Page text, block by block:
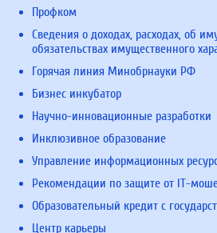
Профком
Сведения о доходах, расходах, об
обязательствах имущественного
Горячая линия Минобрнауки РФ
Бизнес инкубатор
Научно-инновационные разработки
Инклюзивное образование
Управление информационных
Рекомендации по защите от IT-
Образовательный кредит с
Центр карьеры